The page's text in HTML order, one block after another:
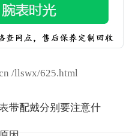
/llswx/625.html
带配戴分别要注意什